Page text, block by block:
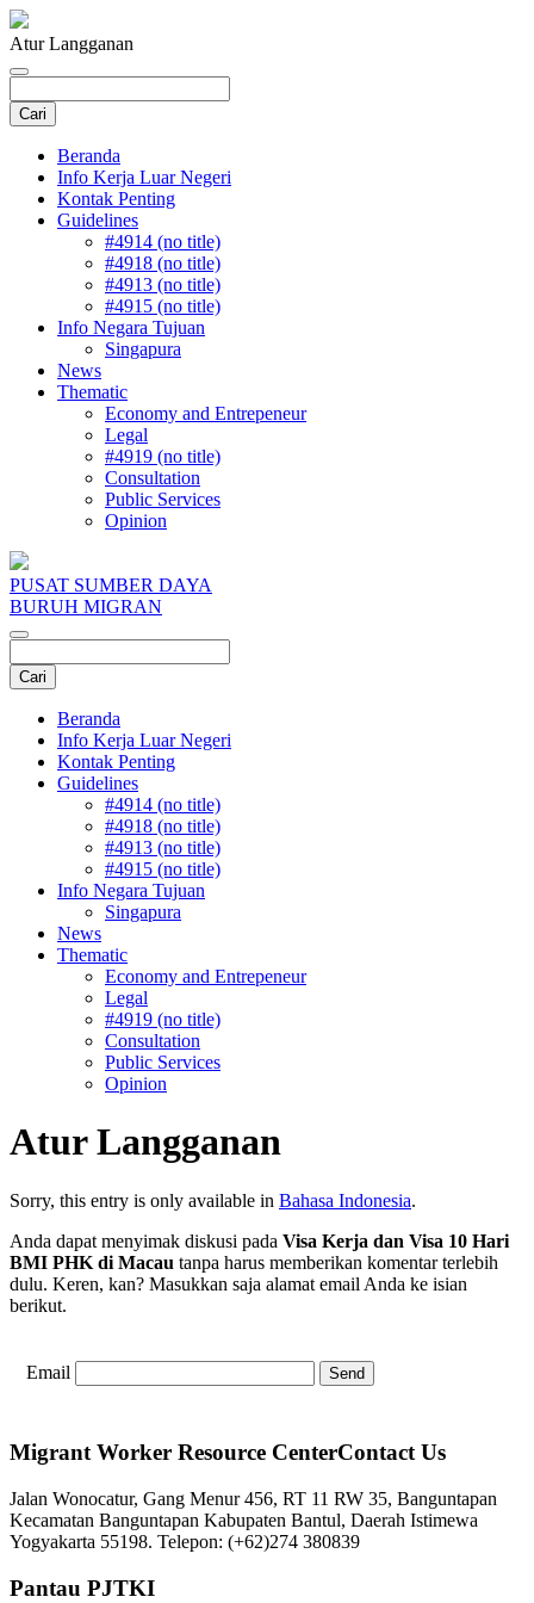
Atur Langganan
Beranda
Info Kerja Luar Negeri
Kontak Penting
Guidelines
#4914 (no title)
#4918 (no title)
#4913 (no title)
#4915 (no title)
Info Negara Tujuan
Singapura
News
Thematic
Economy and Entrepeneur
Legal
#4919 (no title)
Consultation
Public Services
Opinion
PUSAT SUMBER DAYA
BURUH MIGRAN
Beranda
Info Kerja Luar Negeri
Kontak Penting
Guidelines
#4914 (no title)
#4918 (no title)
#4913 (no title)
#4915 (no title)
Info Negara Tujuan
Singapura
News
Thematic
Economy and Entrepeneur
Legal
#4919 (no title)
Consultation
Public Services
Opinion
Atur Langganan
Sorry, this entry is only available in Bahasa Indonesia.
Anda dapat menyimak diskusi pada Visa Kerja dan Visa 10 Hari
BMI PHK di Macau tanpa harus memberikan komentar terlebih
dulu. Keren, kan? Masukkan saja alamat email Anda ke isian
berikut.
Email
Migrant Worker Resource CenterContact Us
Jalan Wonocatur, Gang Menur 456, RT 11 RW 35, Banguntapan
Kecamatan Banguntapan Kabupaten Bantul, Daerah Istimewa
Yogyakarta 55198. Telepon: (+62)274 380839
Pantau PJTKI